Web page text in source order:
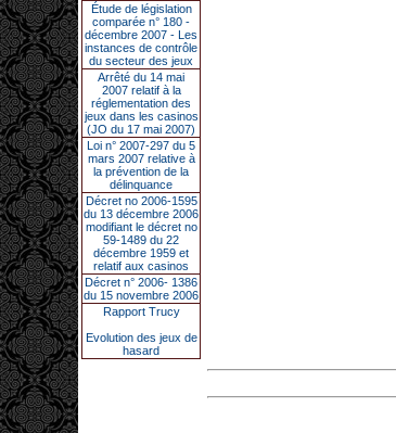
Étude de législation
comparée n° 180 -
décembre 2007 - Les
instances de contrôle
du secteur des jeux
Arrêté du 14 mai
2007 relatif à la
réglementation des
jeux dans les casinos
(JO du 17 mai 2007)
Loi n° 2007-297 du 5
mars 2007 relative à
la prévention de la
délinquance
Décret no 2006-1595
du 13 décembre 2006
modifiant le décret no
59-1489 du 22
décembre 1959 et
relatif aux casinos
Décret n° 2006- 1386
du 15 novembre 2006
Rapport Trucy
Evolution des jeux de
hasard